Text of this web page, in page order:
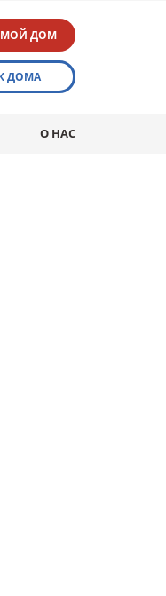
МОЙ ДОМ
ДОМА
О НАС